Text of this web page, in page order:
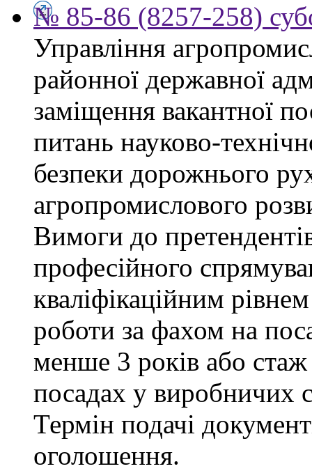
№ 85-86 (8257-258)
Управління
районної державної
заміщення вакантної
питань науково-
безпеки дорожнього
агропромислового
Вимоги до
професійного
кваліфікаційним
роботи за фахом на
менше 3 років або
посадах у виробничих
Термін подачі
оголошення.